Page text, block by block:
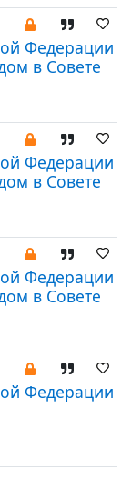
Федерации
в Совете
Федерации
в Совете
Федерации
в Совете
Федерации